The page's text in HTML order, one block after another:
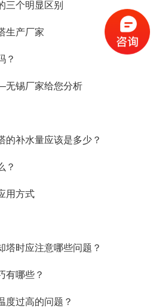
三个明显区别
生产厂家
？
锡厂家给您分析
的补水量应该是多少？
？
用方式
塔时应注意哪些问题？
有哪些？
度过高的问题？